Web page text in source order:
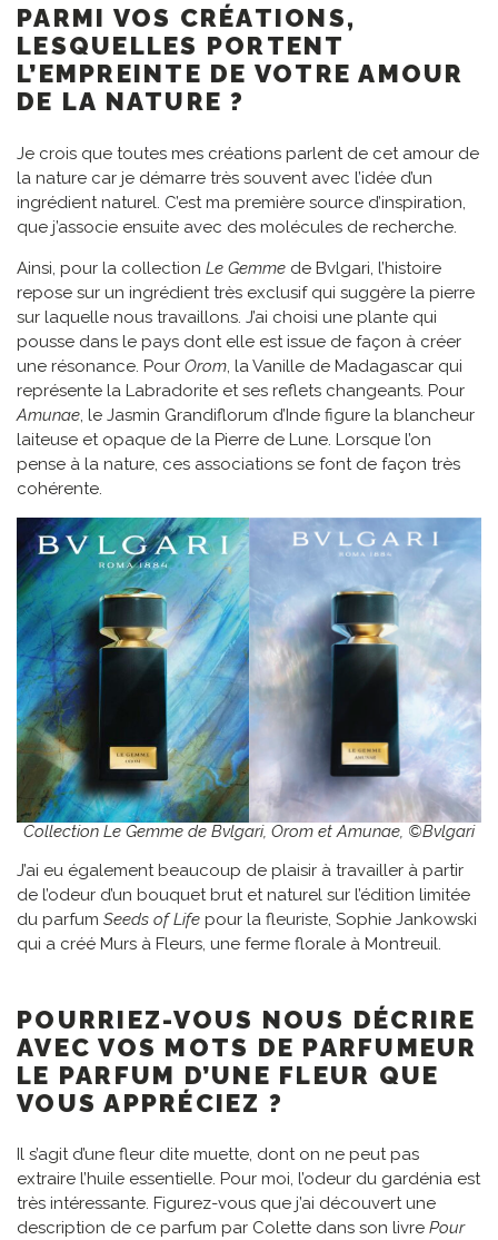
PARMI VOS CRÉATIONS,
LESQUELLES PORTENT
L’EMPREINTE DE VOTRE AMOUR
DE LA NATURE ?
Je crois que toutes mes créations parlent de cet amour de
la nature car je démarre très souvent avec l’idée d’un
ingrédient naturel. C’est ma première source d’inspiration,
que j’associe ensuite avec des molécules de recherche.
Ainsi, pour la collection Le Gemme de Bvlgari, l’histoire
repose sur un ingrédient très exclusif qui suggère la pierre
sur laquelle nous travaillons. J’ai choisi une plante qui
pousse dans le pays dont elle est issue de façon à créer
une résonance. Pour Orom, la Vanille de Madagascar qui
représente la Labradorite et ses reflets changeants. Pour
Amunae, le Jasmin Grandiflorum d’Inde figure la blancheur
laiteuse et opaque de la Pierre de Lune. Lorsque l’on
pense à la nature, ces associations se font de façon très
cohérente.
Collection Le Gemme de Bvlgari, Orom et Amunae, ©Bvlgari
J’ai eu également beaucoup de plaisir à travailler à partir
de l’odeur d’un bouquet brut et naturel sur l’édition limitée
du parfum Seeds of Life pour la fleuriste, Sophie Jankowski
qui a créé Murs à Fleurs, une ferme florale à Montreuil.
POURRIEZ-VOUS NOUS DÉCRIRE
AVEC VOS MOTS DE PARFUMEUR
LE PARFUM D’UNE FLEUR QUE
VOUS APPRÉCIEZ ?
Il s’agit d’une fleur dite muette, dont on ne peut pas
extraire l’huile essentielle. Pour moi, l’odeur du gardénia est
très intéressante. Figurez-vous que j’ai découvert une
description de ce parfum par Colette dans son livre Pour